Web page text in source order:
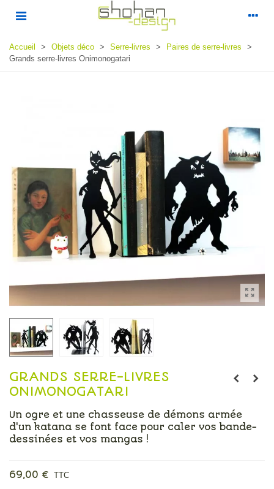
Accueil > Objets déco > Serre-livres > Paires de serre-livres
>
Grands serre-livres Onimonogatari
GRANDS SERRE-LIVRES
ONIMONOGATARI
Un ogre et une chasseuse de démons armée
d'un katana se font face pour caler vos bande-
dessinées et vos mangas !
69,00 € TTC